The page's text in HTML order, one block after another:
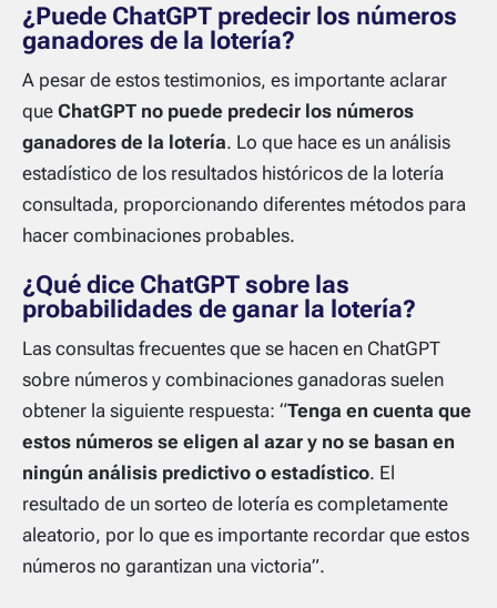
¿Puede ChatGPT predecir los números
ganadores de la lotería?
A pesar de estos testimonios, es importante aclarar
que ChatGPT no puede predecir los números
ganadores de la lotería. Lo que hace es un análisis
estadístico de los resultados históricos de la lotería
consultada, proporcionando diferentes métodos para
hacer combinaciones probables.
¿Qué dice ChatGPT sobre las
probabilidades de ganar la lotería?
Las consultas frecuentes que se hacen en ChatGPT
sobre números y combinaciones ganadoras suelen
obtener la siguiente respuesta: “Tenga en cuenta que
estos números se eligen al azar y no se basan en
ningún análisis predictivo o estadístico. El
resultado de un sorteo de lotería es completamente
aleatorio, por lo que es importante recordar que estos
números no garantizan una victoria”.